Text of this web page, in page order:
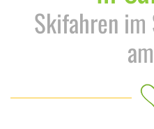
Skifahren im